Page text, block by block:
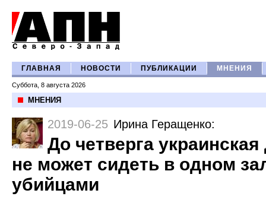
ГЛАВНАЯ НОВОСТИ ПУБЛИКАЦИИ МНЕНИЯ
Суббота, 8 августа 2026
МНЕНИЯ
2019-06-25 Ирина Геращенко:
До четверга
не может сидеть в одном
убийцами